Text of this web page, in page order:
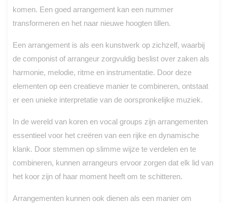
komen. Een goed arrangement kan een nummer
transformeren en het naar nieuwe hoogten tillen.
Een arrangement is als een kunstwerk op zichzelf, waarbij
de componist of arrangeur zorgvuldig beslist over zaken als
harmonie, melodie, ritme en instrumentatie. Door deze
elementen op een creatieve manier te combineren, ontstaat
er een unieke interpretatie van de oorspronkelijke muziek.
In de wereld van koren en vocal groups zijn arrangementen
essentieel voor het creëren van een rijke en dynamische
klank. Door stemmen op slimme wijze te verdelen en te
combineren, kunnen arrangeurs ervoor zorgen dat elk lid van
het koor zijn of haar moment heeft om te schitteren.
Arrangementen kunnen ook dienen als een manier om